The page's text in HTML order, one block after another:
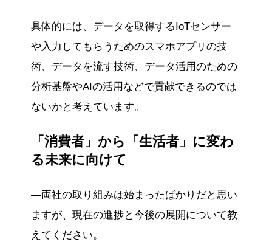
具体的には、データを取得するIoTセンサー
や入力してもらうためのスマホアプリの技
術、データを流す技術、データ活用のための
分析基盤やAIの活用などで貢献できるのでは
ないかと考えています。
「消費者」から「生活者」に変わ
る未来に向けて
―両社の取り組みは始まったばかりだと思い
ますが、現在の進捗と今後の展開について教
えてください。